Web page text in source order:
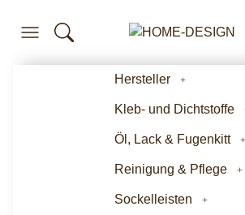
Hersteller
Kleb- und Dichtstoffe
Öl, Lack & Fugenkitt
Reinigung & Pflege
Sockelleisten